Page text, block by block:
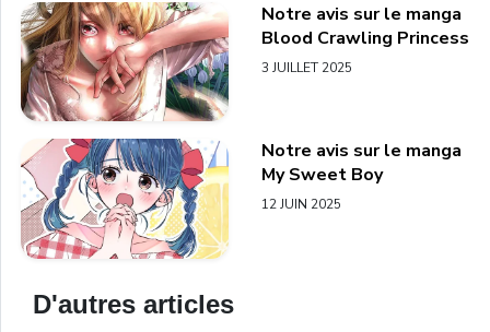
Notre avis sur le manga
Blood Crawling Princess
3 JUILLET 2025
Notre avis sur le manga
My Sweet Boy
12 JUIN 2025
D'autres articles